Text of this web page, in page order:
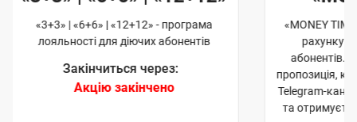
«3+3» | «6+6» | «12+12» - програма
лояльності для діючих абонентів
Закінчиться через:
Акцію закінчено
«MONEY
рахунку
абонентів.
пропозиція,
Telegram-
та